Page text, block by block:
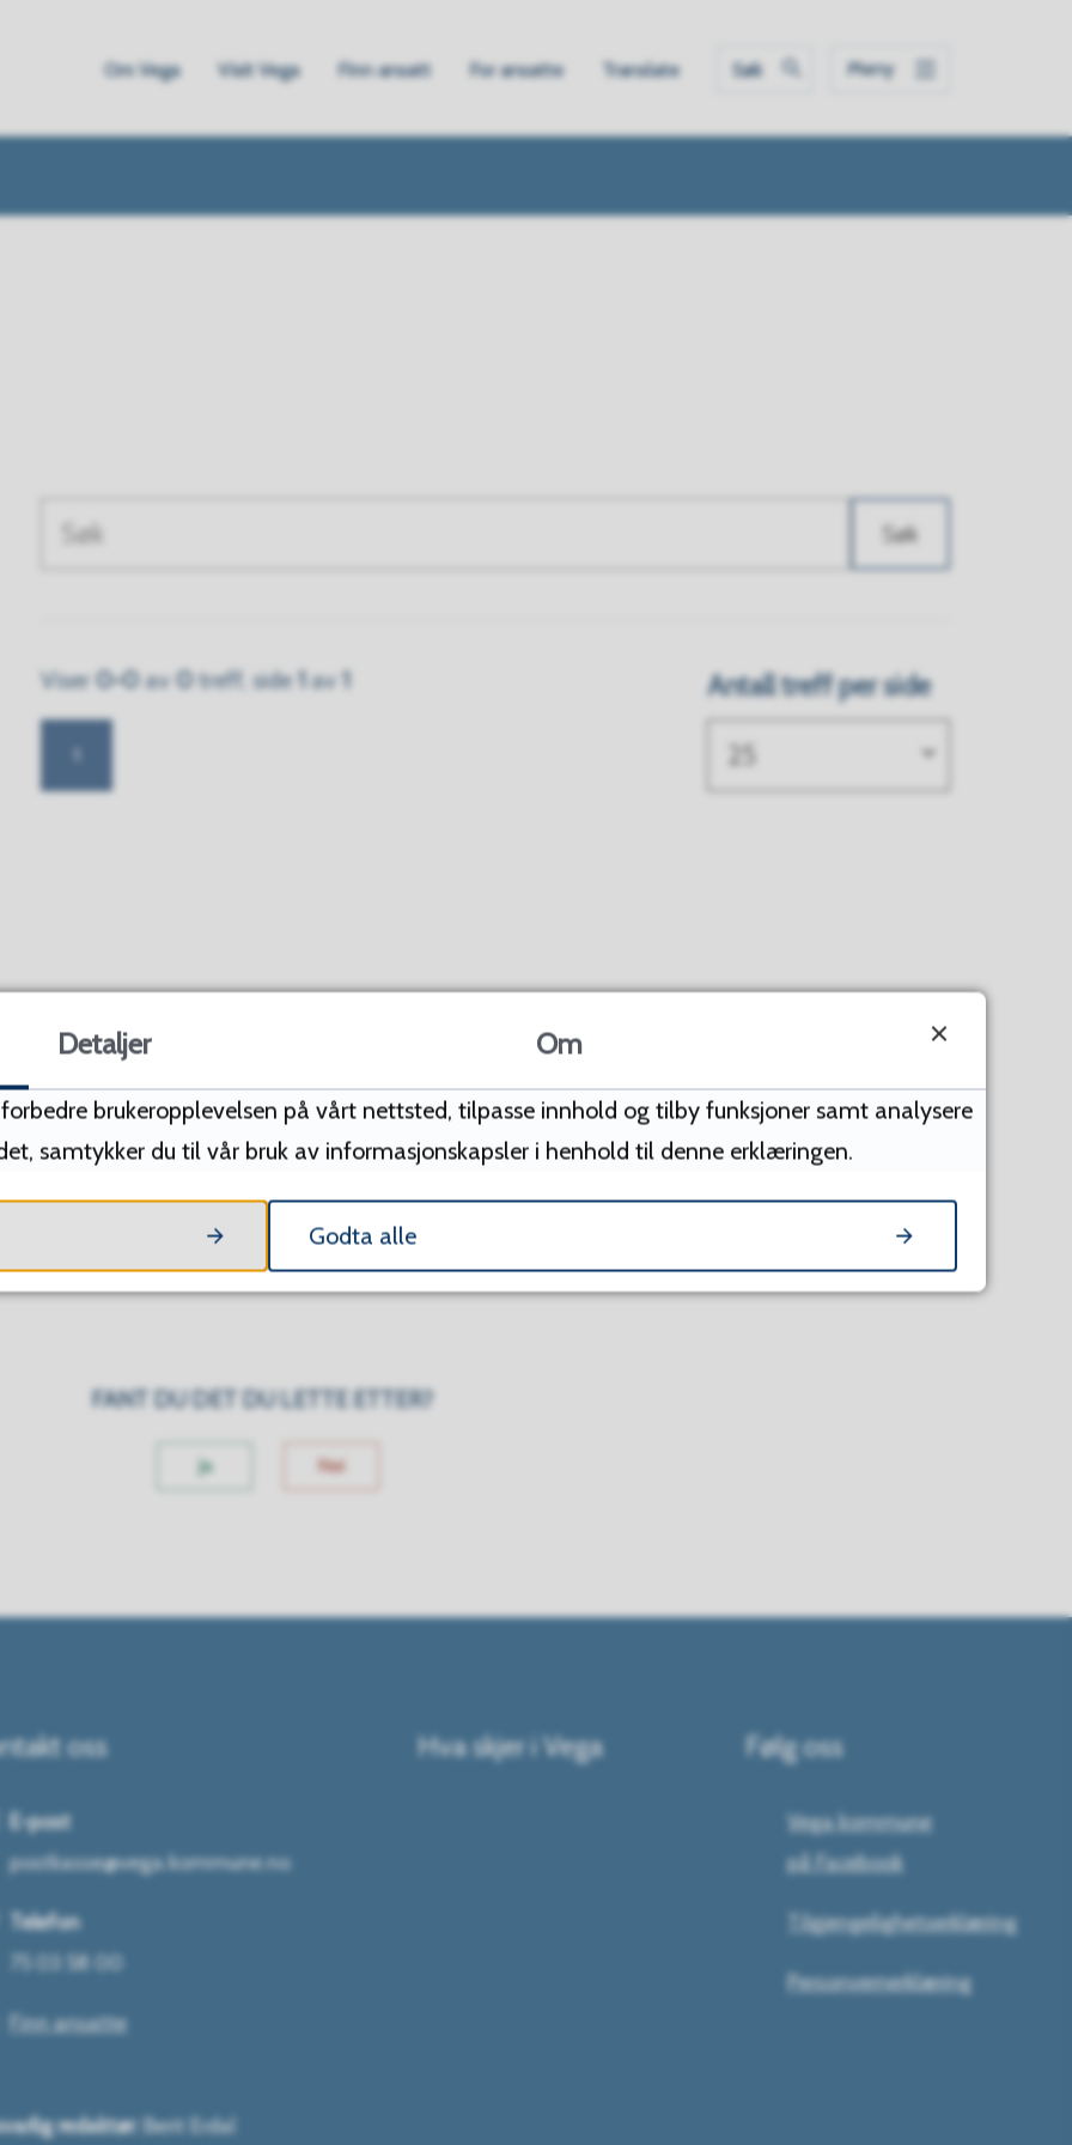
Om Vega Visit Vega Finn ansatt For ansatte Translate Søk Meny
Søketekst
Søk
Viser 0-0av0treff, side 1av 1 Antall treff per side
25
FANT DU DET DU LETTE ETTER?
Ja Nei
oss
E-post
postkasse@vega.kommune.no
Telefon
75 03 58 00
Finn ansatte
redaktør: Berit Erdal
Hva skjer i Vega Følg oss
Vega kommune
på Facebook
Tilgjengelighetserklæring
Personvernerklæring
Detaljer Om
brukeropplevelsen på vårt nettsted, tilpasse innhold og tilby funksjoner samt analysere
samtykker du til vår bruk av informasjonskapsler i henhold til denne erklæringen.
Godta alle